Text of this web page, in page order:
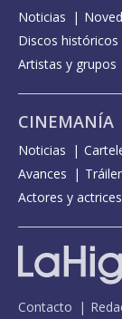
Noticias
Discos históricos
Artistas y grupos
CINEMANÍA
Noticias
Avances
Actores y actrices
Contacto